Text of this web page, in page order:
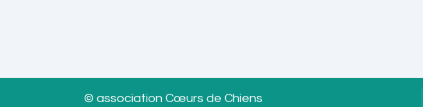
© association Cœurs de Chiens